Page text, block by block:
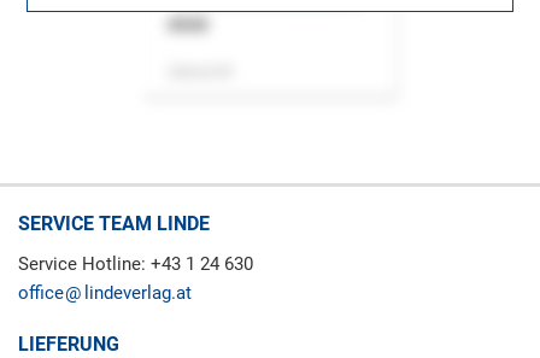
SERVICE TEAM LINDE
Service Hotline: +43 1 24 630
office
lindeverlag.at
LIEFERUNG